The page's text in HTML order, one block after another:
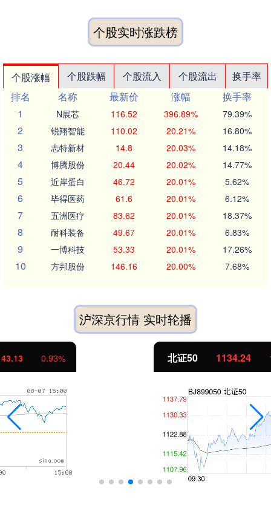
个股实时涨跌榜
个股涨幅 个股跌幅 个股流入 个股流出
换手率
排名
名称 最新价 涨幅
换手率
1
N展芯 116.52 396.89% 79.39%
2 锐翔智能 110.02 20.21% 16.80%
3 志特新材 14.8 20.03% 14.18%
4 博腾股份 20.44 20.02% 14.77%
5 近岸蛋白 46.72 20.01% 5.62%
6 毕得医药 61.6 20.01% 6.12%
7 五洲医疗 83.62 20.01% 18.37%
8 耐科装备 49.67 20.01% 6.83%
9 一博科技 53.33 20.01% 17.26%
10 方邦股份 146.16 20.00% 7.68%
沪深京行情 实时轮播
北证50 11.37 1.01%